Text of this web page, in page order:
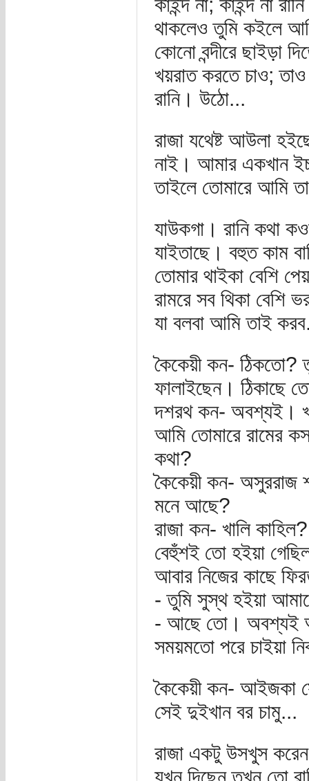
থাকলেও তুমি কইলে
কোনো বন্দীরে ছাইড়া
খয়রাত করতে চাও;
রানি। উঠো...
রাজা যথেষ্ট আউলা
নাই। আমার একখান
তাইলে তোমারে আমি
যাউকগা। রানি কথা
যাইতাছে। বহুত কাম
তোমার থাইকা বেশি
রামরে সব থিকা বেশি
যা বলবা আমি তাই
কৈকেয়ী কন- ঠিকতো?
ফালাইছেন। ঠিকাছে
দশরথ কন- অবশ্যই।
আমি তোমারে রামের
কথা?
কৈকেয়ী কন- অসুররাজ
মনে আছে?
রাজা কন- খালি
বেহুঁশই তো হইয়া
আবার নিজের কাছে
- তুমি সুস্থ হইয়া
- আছে তো। অবশ্যই
সময়মতো পরে চাইয়া
কৈকেয়ী কন- আইজকা
সেই দুইখান বর চামু...
রাজা একটু উসখুস